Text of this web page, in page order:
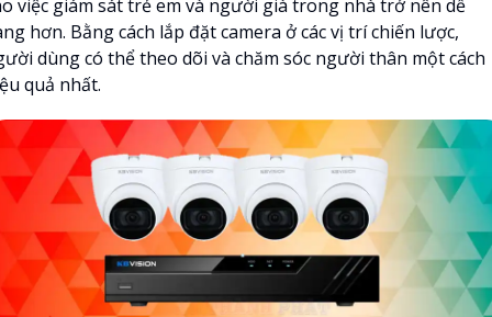
việc giám sát trẻ em và người già trong nhà trở nên dễ
hơn. Bằng cách lắp đặt camera ở các vị trí chiến lược,
dùng có thể theo dõi và chăm sóc người thân một cách
quả nhất.